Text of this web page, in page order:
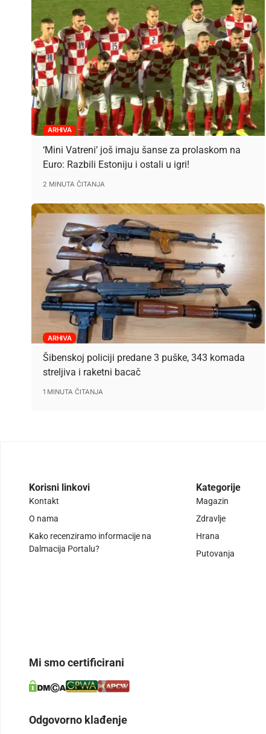
ARHIVA
‘Mini Vatreni’ još imaju šanse za prolaskom na
Euro: Razbili Estoniju i ostali u igri!
2 MINUTA ČITANJA
ARHIVA
Šibenskoj policiji predane 3 puške, 343 komada
streljiva i raketni bacač
1 MINUTA ČITANJA
Korisni linkovi
Kontakt
O nama
Kako recenziramo informacije na
Dalmacija Portalu?
Kategorije
Magazin
Zdravlje
Hrana
Putovanja
Mi smo certificirani
Odgovorno klađenje